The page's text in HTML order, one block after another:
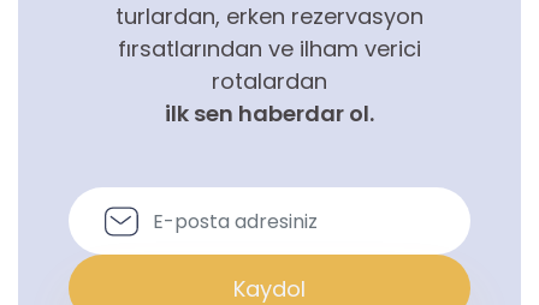
turlardan, erken rezervasyon
fırsatlarından ve ilham verici
rotalardan
ilk sen haberdar ol.
Kaydol